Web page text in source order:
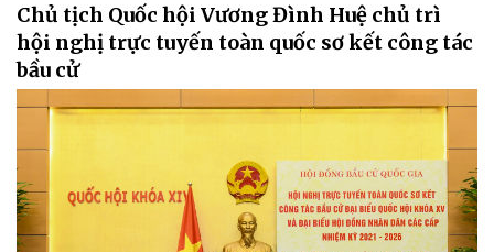
Chủ tịch Quốc hội Vương Đình Huệ chủ trì
hội nghị trực tuyến toàn quốc sơ kết công tác
bầu cử